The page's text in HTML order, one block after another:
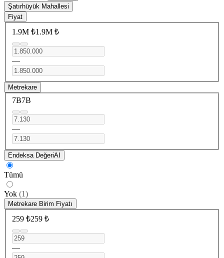
Şatırhüyük Mahallesi
Fiyat
1.9M ₺1.9M ₺
—
Metrekare
7B7B
—
Endeksa DeğeriAI
Tümü
Yok (1)
Metrekare Birim Fiyatı
259 ₺259 ₺
—